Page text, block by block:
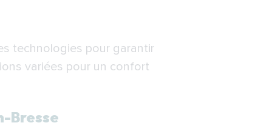
technologies pour garantir
variées pour un confort
Bresse